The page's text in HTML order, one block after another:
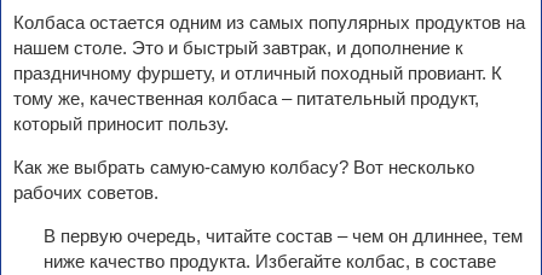
Колбаса остается одним из самых популярных продуктов на
нашем столе. Это и быстрый завтрак, и дополнение к
праздничному фуршету, и отличный походный провиант. К
тому же, качественная колбаса – питательный продукт,
который приносит пользу.
Как же выбрать самую-самую колбасу? Вот несколько
рабочих советов.
В первую очередь, читайте состав – чем он длиннее, тем
ниже качество продукта. Избегайте колбас, в составе